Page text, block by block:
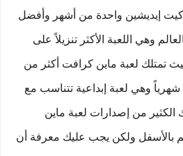
إيديشين واحدة من أشهر وأفضل
وهي اللعبة الأكثر تنزيلاً على
تمتلك لعبة ماين كرافت أكثر من
شهرياً وهي لعبة إبداعية تتناسب مع
الكثير من إصدارات لعبة ماين
بالأسفل ولكن يجب عليك معرفة أن